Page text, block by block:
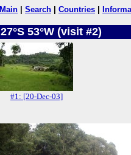
Main Search Countries
27°S 53°W (visit #2)
#1: [20-Dec-03]